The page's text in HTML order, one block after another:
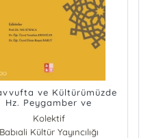
ve Kültürümüzde
Hz. Peygamber ve
Sünnet Külliyatı -
7
Kolektif
Babıali Kültür Yayıncılığı